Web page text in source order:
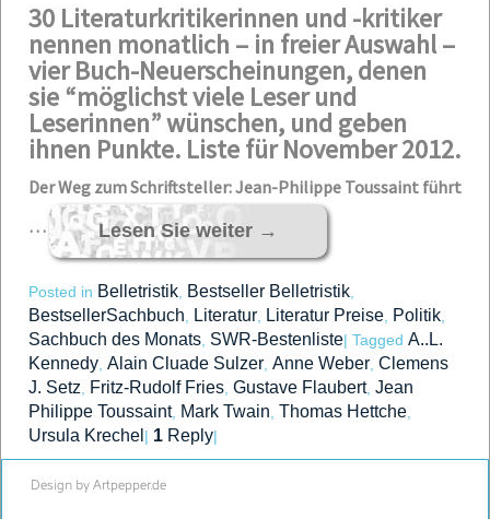
30 Literaturkritikerinnen und -kritiker
nennen monatlich – in freier Auswahl –
vier Buch-Neuerscheinungen, denen
sie “möglichst viele Leser und
Leserinnen” wünschen, und geben
ihnen Punkte. Liste für November 2012.
Der Weg zum Schriftsteller: Jean-Philippe Toussaint führt
…
Lesen Sie weiter →
Posted in Belletristik Bestseller Belletristik
BestsellerSachbuch Literatur Literatur Preise Politik
Sachbuch des Monats SWR-Bestenliste| Tagged A..L.
Kennedy Alain Cluade Sulzer Anne Weber Clemens
J. Setz
Fritz-Rudolf Fries Gustave Flaubert, Jean
Philippe Toussaint, Mark Twain Thomas Hettche
Ursula Krechel | 1 Reply|
Design by Artpepper.de